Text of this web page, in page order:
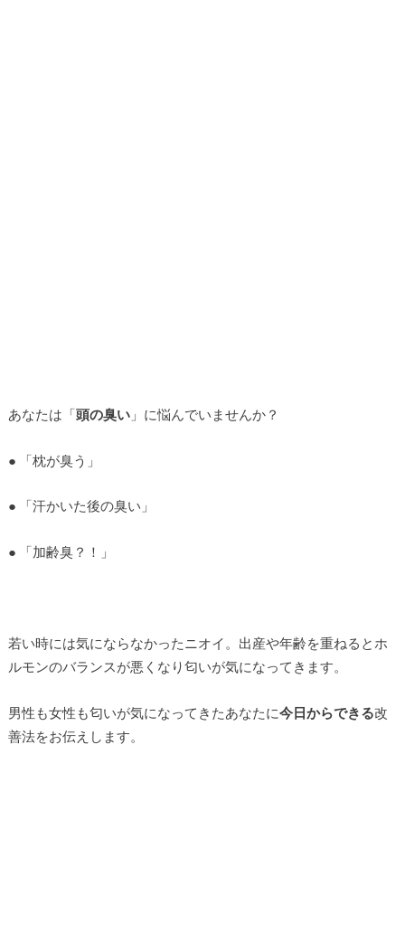
あなたは「頭の臭い」に悩んでいませんか？
● 「枕が臭う」
● 「汗かいた後の臭い」
● 「加齢臭？！」
若い時には気にならなかったニオイ。出産や年齢を重ねるとホ
ルモンのバランスが悪くなり匂いが気になってきます。
男性も女性も匂いが気になってきたあなたに今日からできる改
善法をお伝えします。